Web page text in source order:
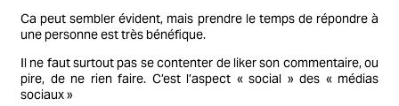
Ca peut sembler évident, mais prendre le temps de répondre à
une personne est très bénéfique.
Il ne faut surtout pas se contenter de liker son commentaire, ou
pire, de ne rien faire. C’est l’aspect « social » des « médias
sociaux »